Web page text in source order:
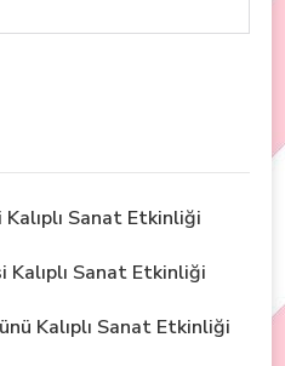
Sanat Etkinliği
Sanat Etkinliği
Kalıplı Sanat Etkinliği